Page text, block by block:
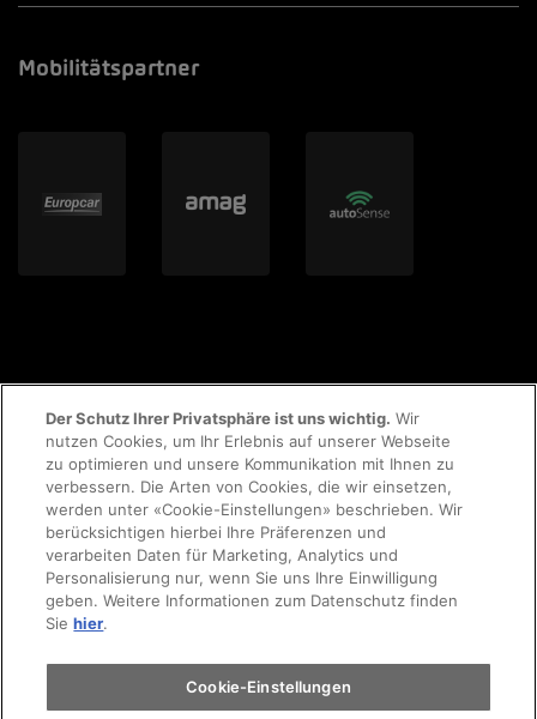
Mobilitätspartner
© 2023 AMAG Parking AG
AGB's Rechtliche Hinweise Impressum
Der Schutz Ihrer Privatsphäre ist uns wichtig. Wir
nutzen Cookies, um Ihr Erlebnis auf unserer Webseite
zu optimieren und unsere Kommunikation mit Ihnen zu
verbessern. Die Arten von Cookies, die wir einsetzen,
werden unter «Cookie-Einstellungen» beschrieben. Wir
berücksichtigen hierbei Ihre Präferenzen und
verarbeiten Daten für Marketing, Analytics und
Personalisierung nur, wenn Sie uns Ihre Einwilligung
geben. Weitere Informationen zum Datenschutz finden
Siehier.
Cookie-Einstellungen